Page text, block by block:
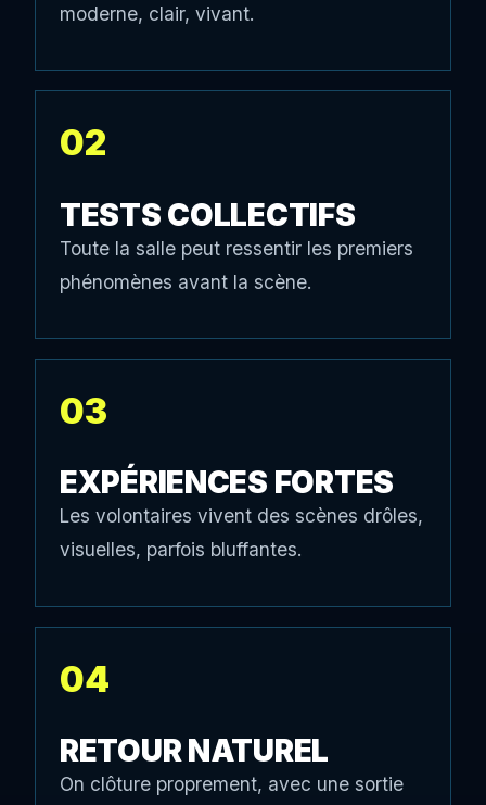
moderne, clair, vivant.
02
TESTS COLLECTIFS
Toute la salle peut ressentir les premiers
phénomènes avant la scène.
03
EXPÉRIENCES FORTES
Les volontaires vivent des scènes drôles,
visuelles, parfois bluffantes.
04
RETOUR NATUREL
On clôture proprement, avec une sortie